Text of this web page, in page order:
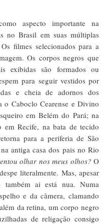
aspecto importante na
no Brasil em suas múltiplas
filmes selecionados para a
Os corpos negros que
exibidas são formados ou
para seguir vestidos por
e cheia de adornos dos
o Caboclo Cearense e Divino
em Belém do Pará; na
Recife, na bata de tecido
para a periferia de São
antiga casa dos pais no Rio
olhar nos meus olhos?O
literalmente. Mas, apesar
também ai está nua. Numa
e da câmera, clamando
da retina, um corpo negro
de religação consigo